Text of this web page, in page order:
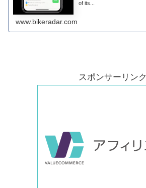
of its...
www.bikeradar.com
スポンサーリンク